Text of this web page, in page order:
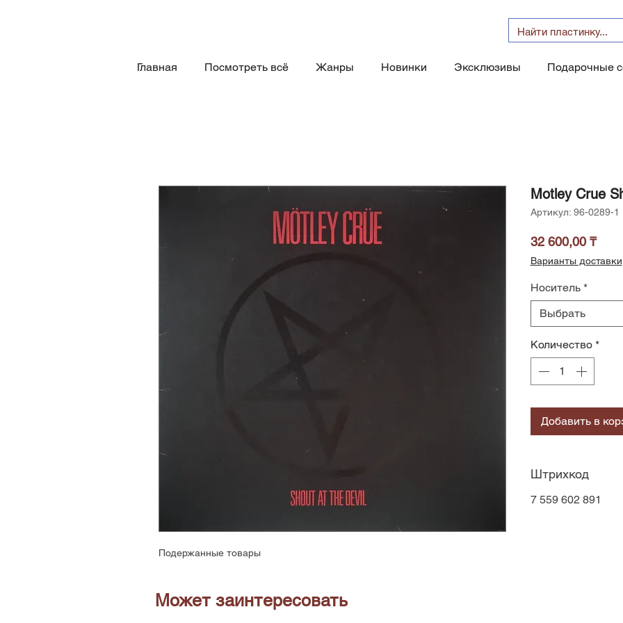
Главная Посмотреть всё Жанры Новинки Эксклюзивы Подарочные
Подержанные товары
Motley Crue
Артикул: 96-0289-1
32 600,00 ₸
Варианты доставки
Носитель *
Выбрать
Количество *
Добавить в
Штрихкод
7 559 602 891
Может заинтересовать